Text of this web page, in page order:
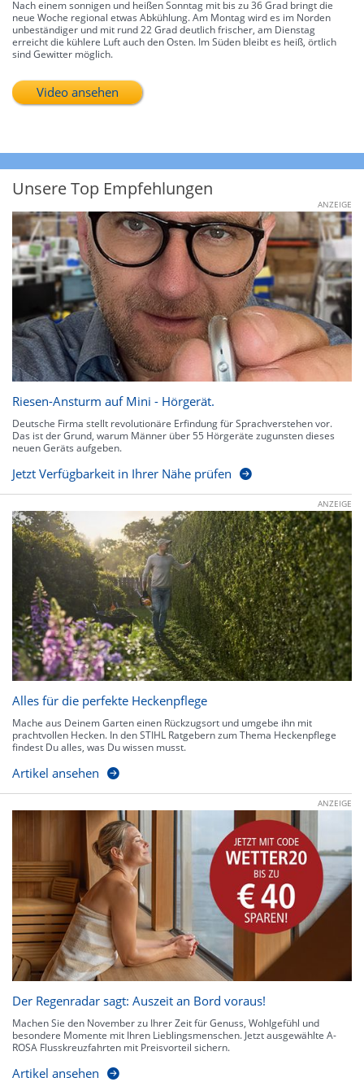
Nach einem sonnigen und heißen Sonntag mit bis zu 36 Grad bringt die
neue Woche regional etwas Abkühlung. Am Montag wird es im Norden
unbeständiger und mit rund 22 Grad deutlich frischer, am Dienstag
erreicht die kühlere Luft auch den Osten. Im Süden bleibt es heiß, örtlich
sind Gewitter möglich.
Video ansehen
Unsere Top Empfehlungen
ANZEIGE
Riesen-Ansturm auf Mini - Hörgerät.
Deutsche Firma stellt revolutionäre Erfindung für Sprachverstehen vor.
Das ist der Grund, warum Männer über 55 Hörgeräte zugunsten dieses
neuen Geräts aufgeben.
Jetzt Verfügbarkeit in Ihrer Nähe prüfen
ANZEIGE
Alles für die perfekte Heckenpflege
Mache aus Deinem Garten einen Rückzugsort und umgebe ihn mit
prachtvollen Hecken. In den STIHL Ratgebern zum Thema Heckenpflege
findest Du alles, was Du wissen musst.
Artikel ansehen
ANZEIGE
Der Regenradar sagt: Auszeit an Bord voraus!
Machen Sie den November zu Ihrer Zeit für Genuss, Wohlgefühl und
besondere Momente mit Ihren Lieblingsmenschen. Jetzt ausgewählte A-
ROSA Flusskreuzfahrten mit Preisvorteil sichern.
Artikel ansehen